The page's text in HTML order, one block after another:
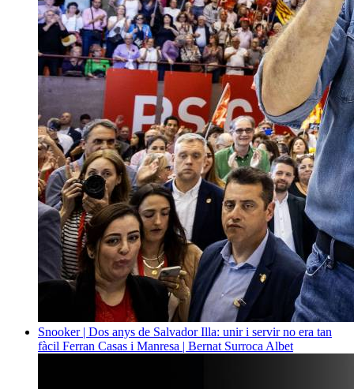
Snooker | Dos anys de Salvador Illa: unir i servir no era tan
fàcil Ferran Casas i Manresa | Bernat Surroca Albet